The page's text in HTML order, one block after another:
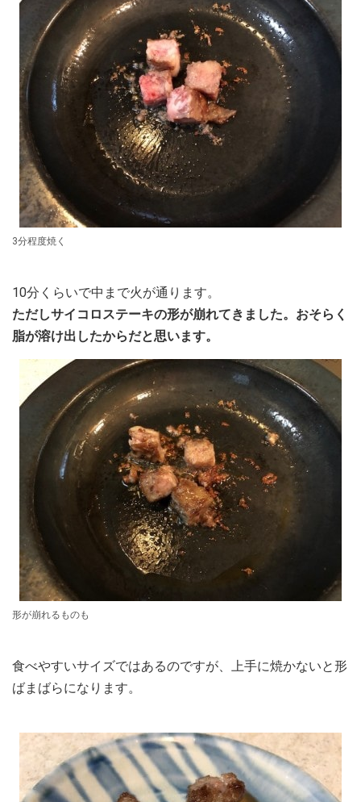
3分程度焼く
10分くらいで中まで火が通ります。
ただしサイコロステーキの形が崩れてきました。おそらく
脂が溶け出したからだと思います。
形が崩れるものも
食べやすいサイズではあるのですが、上手に焼かないと形
ばまばらになります。